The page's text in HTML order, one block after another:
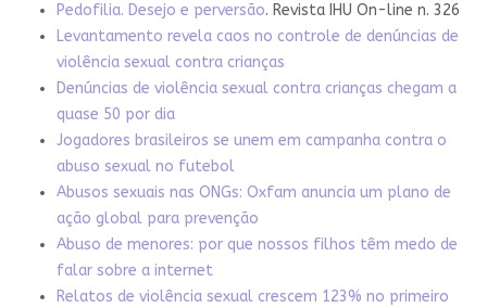
Pedofilia. Desejo e perversão. Revista IHU On-line n. 326
Levantamento revela caos no controle de denúncias de
violência sexual contra crianças
Denúncias de violência sexual contra crianças chegam a
quase 50 por dia
Jogadores brasileiros se unem em campanha contra o
abuso sexual no futebol
Abusos sexuais nas ONGs: Oxfam anuncia um plano de
ação global para prevenção
Abuso de menores: por que nossos filhos têm medo de
falar sobre a internet
Relatos de violência sexual crescem 123% no primeiro